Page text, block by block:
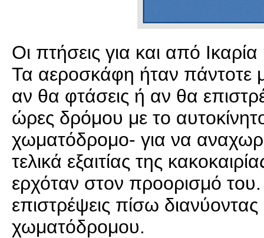
Οι πτήσεις για και από
Τα αεροσκάφη ήταν πάντοτε
αν θα φτάσεις ή αν θα
ώρες δρόμου με το
χωματόδρομο- για να
τελικά εξαιτίας της
ερχόταν στον προορισμό
επιστρέψεις πίσω
χωματόδρομου.